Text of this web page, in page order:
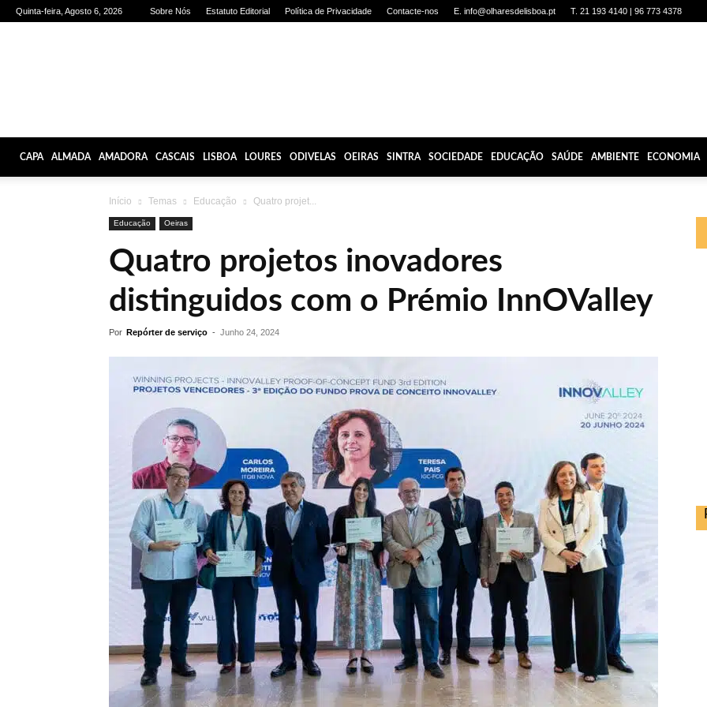
Quinta-feira, Agosto 6, 2026 Sobre Nós Estatuto Editorial Política de Privacidade Contacte-nos E. info@olharesdelisboa.pt T. 21 193 4140 | 96 773 4378
CAPA ALMADA AMADORA CASCAIS LISBOA LOURES ODIVELAS OEIRAS SINTRA SOCIEDADE EDUCAÇÃO SAÚDE AMBIENTE ECONOMIA
Início Temas Educação Quatro projet...
Educação Oeiras
Quatro projetos inovadores
distinguidos com o Prémio InnOValley
Por Repórter de serviço - Junho 24, 2024